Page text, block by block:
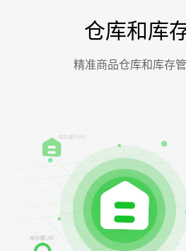
仓库和库
精准商品仓库和库存